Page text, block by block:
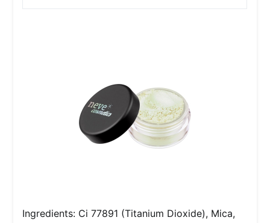
Ingredients: Ci 77891 (Titanium Dioxide), Mica,